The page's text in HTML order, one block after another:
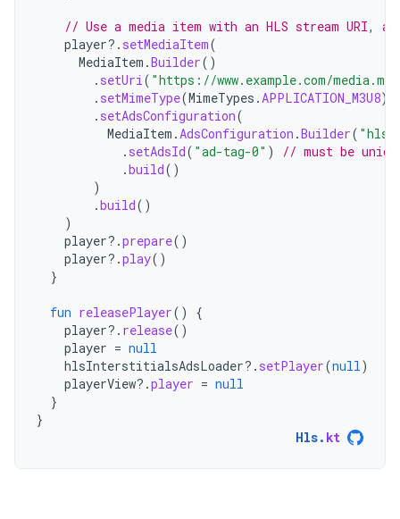
// Use a media item with an HLS stream URI,
player?. setMediaItem(
MediaItem .Builder()
. setUri( "https://www.example.com/
. setMimeType(MimeTypes .APPLICATION_M3U8)
. setAdsConfiguration(
MediaItem .AdsConfiguration .Builder(
. setAdsId( "ad-tag-0" )
// must be
.build()
)
.build()
)
player?.prepare()
player?.play()
}
fun releasePlayer()
{
player?. release()
player = null
hlsInterstitialsAdsLoader?. setPlayer(null)
playerView?.player = null
}
}
Hls. kt